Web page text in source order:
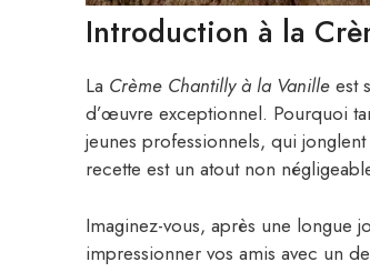
Introduction à la
La Crème Chantilly à la Vanille est
d’œuvre exceptionnel. Pourquoi
jeunes professionnels, qui
recette est un atout non
Imaginez-vous, après une longue
impressionner vos amis avec un